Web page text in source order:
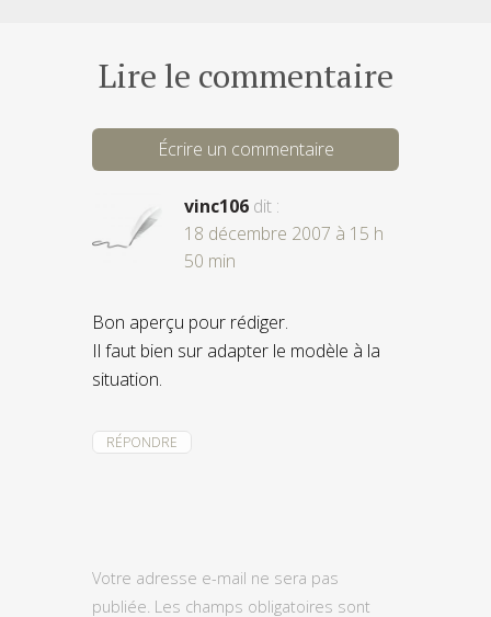
Lire le commentaire
Écrire un commentaire
vinc106 dit :
18 décembre 2007 à 15 h
50 min
Bon aperçu pour rédiger.
Il faut bien sur adapter le modèle à la
situation.
RÉPONDRE
Votre adresse e-mail ne sera pas
publiée. Les champs obligatoires sont